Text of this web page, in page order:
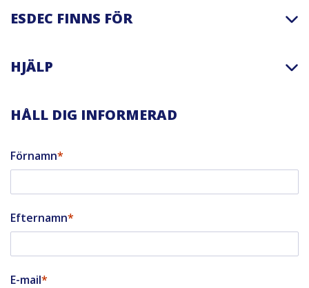
ESDEC FINNS FÖR
HJÄLP
HÅLL DIG INFORMERAD
Förnamn
Efternamn
E-mail